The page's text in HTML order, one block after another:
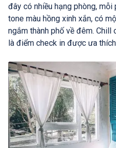
đây có nhiều hạng phòng,
tone màu hồng xinh xắn, có
ngắm thành phố về đêm. Chill
là điểm check in được ưa